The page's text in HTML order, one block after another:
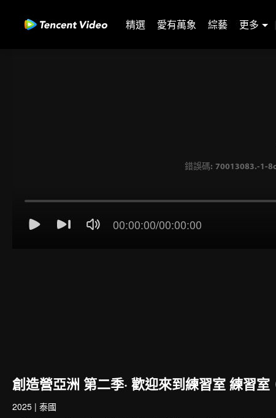
精選 愛有萬象 綜藝 更多 |
00:00:00/00:00:00
創造營亞洲 第二季· 歡迎來到練習室 練習室
2025 | 泰國